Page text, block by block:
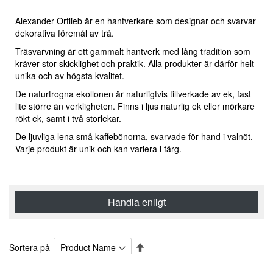
Alexander Ortlieb är en hantverkare som designar och svarvar
dekorativa föremål av trä.
Träsvarvning är ett gammalt hantverk med lång tradition som
kräver stor skicklighet och praktik. Alla produkter är därför helt
unika och av högsta kvalitet.
De naturtrogna ekollonen är naturligtvis tillverkade av ek, fast
lite större än verkligheten. Finns i ljus naturlig ek eller mörkare
rökt ek, samt i två storlekar.
De ljuvliga lena små kaffebönorna, svarvade för hand i valnöt.
Varje produkt är unik och kan variera i färg.
Sortera på
Handla enligt